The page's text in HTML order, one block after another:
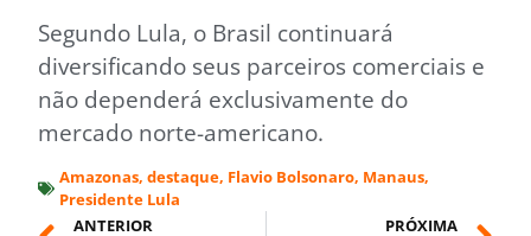
Segundo Lula, o Brasil continuará
diversificando seus parceiros comerciais e
não dependerá exclusivamente do
mercado norte-americano.
Amazonas, destaque, Flavio Bolsonaro, Manaus,
Presidente Lula
ANTERIOR
PRÓXIMA